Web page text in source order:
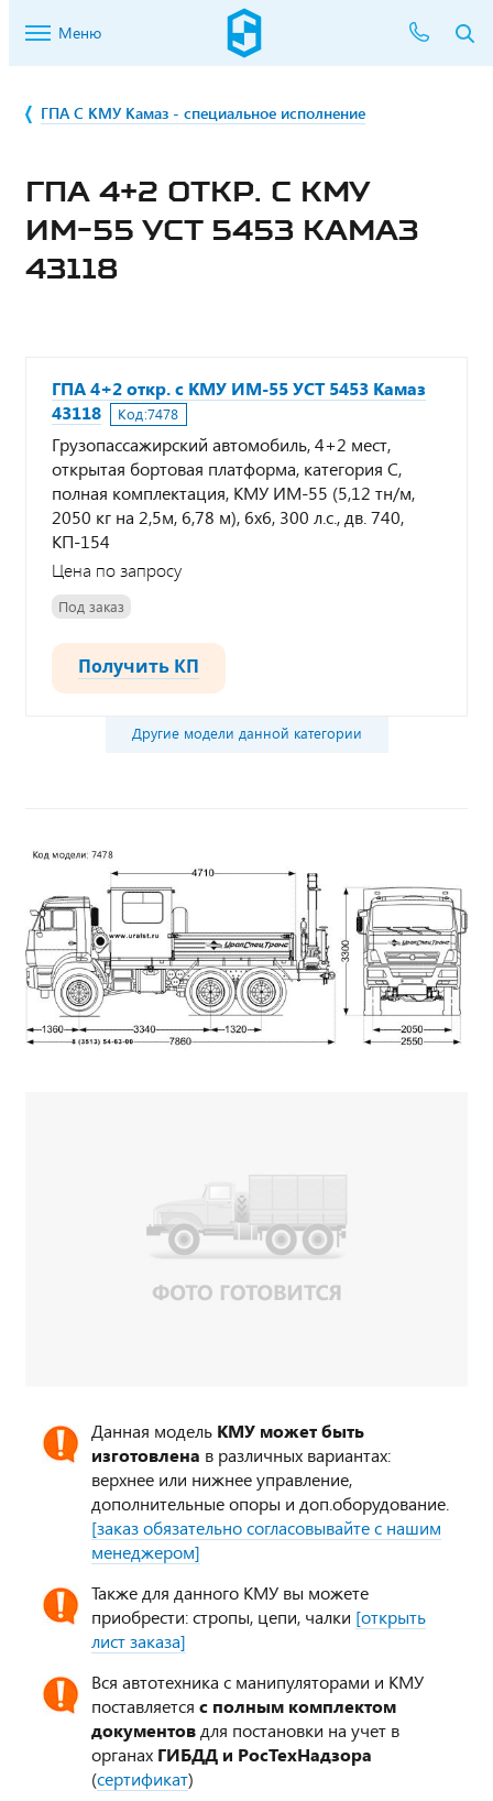
Меню
ГПА С КМУ Камаз - специальное исполнение
ГПА 4+2 ОТКР. С КМУ
ИМ-55 УСТ 5453 КАМАЗ
43118
ГПА 4+2 откр. с КМУ ИМ-55 УСТ 5453 Камаз
43118
Код:7478
Грузопассажирский автомобиль, 4+2 мест,
открытая бортовая платформа, категория С,
полная комплектация, КМУ ИМ-55 (5,12 тн/м,
2050 кг на 2,5м, 6,78 м), 6х6, 300 л.с., дв. 740,
КП-154
Цена по запросу
Под заказ
Получить КП
Другие модели данной категории
Данная модель КМУ может быть
изготовлена в различных вариантах:
верхнее или нижнее управление,
дополнительные опоры и доп.оборудование.
[заказ обязательно согласовывайте с нашим
менеджером]
Также для данного КМУ вы можете
приобрести: стропы, цепи, чалки [открыть
лист заказа]
Вся автотехника с манипуляторами и КМУ
поставляется с полным комплектом
документовдля постановки на учет в
органах ГИБДД и РосТехНадзора
(сертификат)